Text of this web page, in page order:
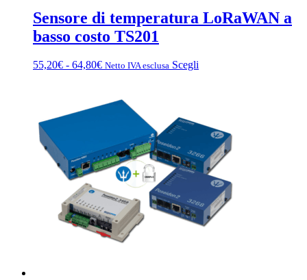
Sensore di temperatura LoRaWAN a
basso costo TS201
55,20€ - 64,80€Fascia
da
64,80€
Netto IVA esclusa Scegli
Le
opzioni
possono
essere
scelte
nella
pagina
del
prodotto